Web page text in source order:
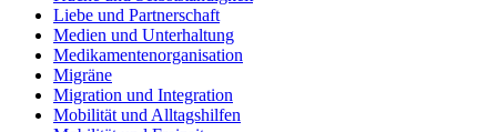
Liebe und Partnerschaft
Medien und Unterhaltung
Medikamentenorganisation
Migräne
Migration und Integration
Mobilität und Alltagshilfen